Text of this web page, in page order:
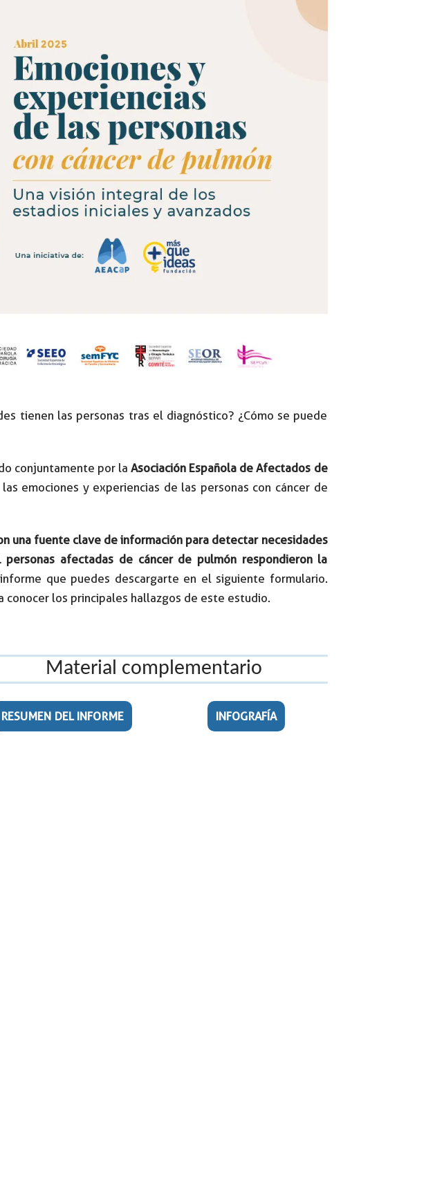
tienen las personas tras el diagnóstico? ¿Cómo se puede
conjuntamente por laAsociación Española de Afectados de
emociones y experiencias de las personas con cáncer de
una fuente clave de información para detectar necesidades
afectadas de cáncer de pulmón respondieron la
que puedes descargarte en el siguiente formulario.
conocer los principales hallazgos de este estudio.
Material complementario
RESUMEN DEL INFORME INFOGRAFÍA